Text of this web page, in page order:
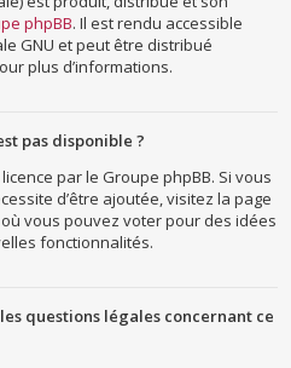
phpBB. Il est rendu accessible
GNU et peut être distribué
plus d’informations.
pas disponible ?
par le Groupe phpBB. Si vous
d’être ajoutée, visitez la page
vous pouvez voter pour des idées
fonctionnalités.
questions légales concernant ce